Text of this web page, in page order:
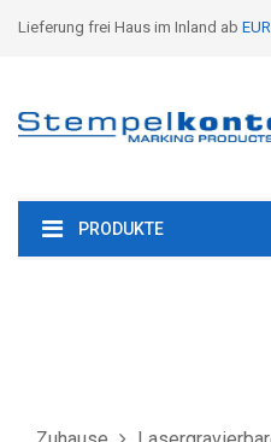
Lieferung frei Haus im Inland ab
PRODUKTE